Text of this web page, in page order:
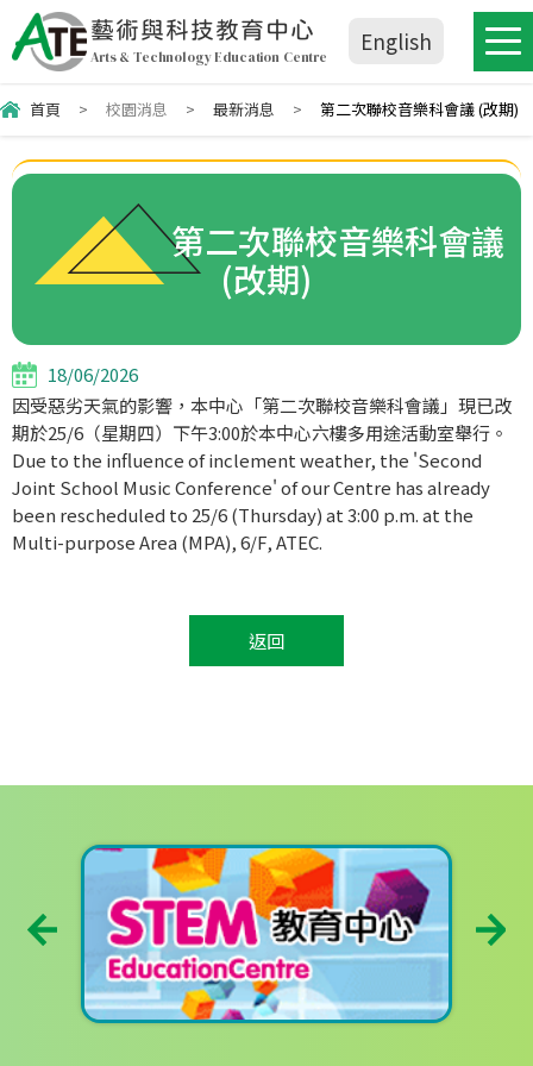
藝術與科技教育中心
Arts & Technology Education Centre
English
首頁 > 校園消息 > 最新消息 > 第二次聯校音樂科會議 (改期)
第二次聯校音樂科會議
(改期)
18/06/2026
因受惡劣天氣的影響，本中心「第二次聯校音樂科會議」現已改
期於25/6（星期四）下午3:00於本中心六樓多用途活動室舉行。
Due to the influence of inclement weather, the 'Second
Joint School Music Conference' of our Centre has already
been rescheduled to 25/6 (Thursday) at 3:00 p.m. at the
Multi-purpose Area (MPA), 6/F, ATEC.
返回